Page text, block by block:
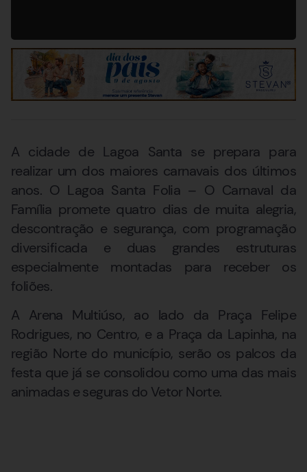
A cidade de Lagoa Santa se prepara para
realizar um dos maiores carnavais dos últimos
anos. O Lagoa Santa Folia – O Carnaval da
Família promete quatro dias de muita alegria,
descontração e segurança, com programação
diversificada e duas grandes estruturas
especialmente montadas para receber os
foliões.
A Arena Multiúso, ao lado da Praça Felipe
Rodrigues, no Centro, e a Praça da Lapinha, na
região Norte do município, serão os palcos da
festa que já se consolidou como uma das mais
animadas e seguras do Vetor Norte.